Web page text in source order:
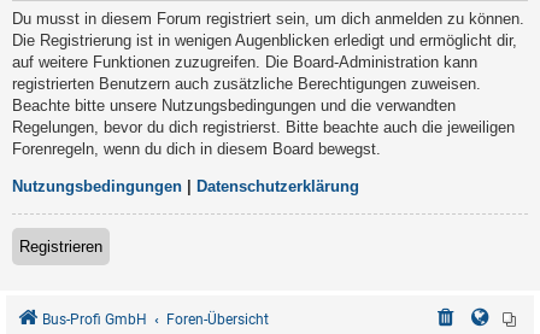
Du musst in diesem Forum registriert sein, um dich anmelden zu können.
Die Registrierung ist in wenigen Augenblicken erledigt und ermöglicht dir,
auf weitere Funktionen zuzugreifen. Die Board-Administration kann
registrierten Benutzern auch zusätzliche Berechtigungen zuweisen.
Beachte bitte unsere Nutzungsbedingungen und die verwandten
Regelungen, bevor du dich registrierst. Bitte beachte auch die jeweiligen
Forenregeln, wenn du dich in diesem Board bewegst.
Nutzungsbedingungen Datenschutzerklärung
Registrieren
Bus-Profi GmbH Foren-Übersicht